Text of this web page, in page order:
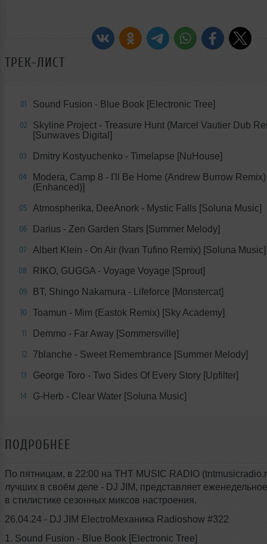
ТРЕК-ЛИСТ
01 Sound Fusion - Blue Book [Electronic Tree]
02
Skyline Project - Treasure Hunt (Marcel Vautier Dub
[Sunwaves Digital]
03 Dmitry Kostyuchenko - Timelapse [NuHouse]
04
Modera, Camp 8 - I'll Be Home (Andrew Burrow
(Enhanced)]
05 Atmospherika, DeeAnork - Mystic Falls [Soluna Music]
06 Darius - Zen Garden Stars [Summer Melody]
07 Albert Klein - On Air (Ivan Tufino Remix) [Soluna Music]
08 RIKO, GUGGA - Voyage Voyage [Sprout]
09 BT, Shingo Nakamura - Lifeforce [Monstercat]
10 Toamun - Mim (Eastok Remix) [Sky Academy]
11 Demmo - Far Away [Sommersville]
12 7blanche - Sweet Remembrance [Summer Melody]
13 George Toro - Two Sides Of Every Story [Upfilter]
14 G-Herb - Clear Water [Soluna Music]
ПОДРОБНЕЕ
По пятницам, в 22:00 на THT MUSIC RADIO
лучших в своём деле - DJ JIM, представляет
в стилистике сезонных миксов настроения.
26.04.24 - DJ JIM ElectroМеханика Radioshow #322
1. Sound Fusion - Blue Book [Electronic Tree]